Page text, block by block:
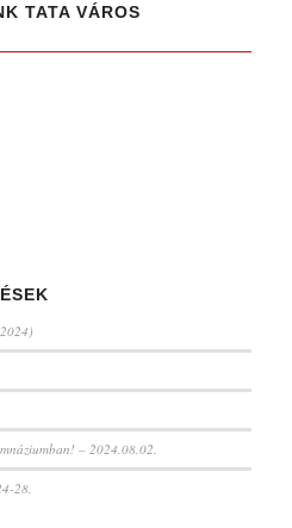
TATA VÁROS
– 2024.08.02.
28.